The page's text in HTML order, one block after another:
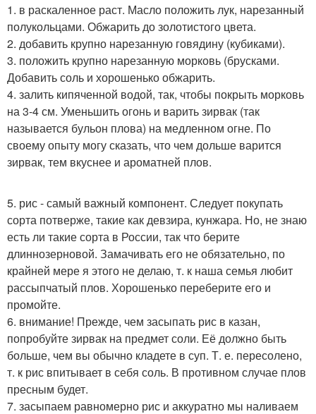
1. в раскаленное раст. Масло положить лук, нарезанный
полукольцами. Обжарить до золотистого цвета.
2. добавить крупно нарезанную говядину (кубиками).
3. положить крупно нарезанную морковь (брусками.
Добавить соль и хорошенько обжарить.
4. залить кипяченной водой, так, чтобы покрыть морковь
на 3-4 см. Уменьшить огонь и варить зирвак (так
называется бульон плова) на медленном огне. По
своему опыту могу сказать, что чем дольше варится
зирвак, тем вкуснее и ароматней плов.
5. рис - самый важный компонент. Следует покупать
сорта потверже, такие как девзира, кунжара. Но, не знаю
есть ли такие сорта в России, так что берите
длиннозерновой. Замачивать его не обязательно, по
крайней мере я этого не делаю, т. к наша семья любит
рассыпчатый плов. Хорошенько переберите его и
промойте.
6. внимание! Прежде, чем засыпать рис в казан,
попробуйте зирвак на предмет соли. Её должно быть
больше, чем вы обычно кладете в суп. Т. е. пересолено,
т. к рис впитывает в себя соль. В противном случае плов
пресным будет.
7. засыпаем равномерно рис и аккуратно мы наливаем